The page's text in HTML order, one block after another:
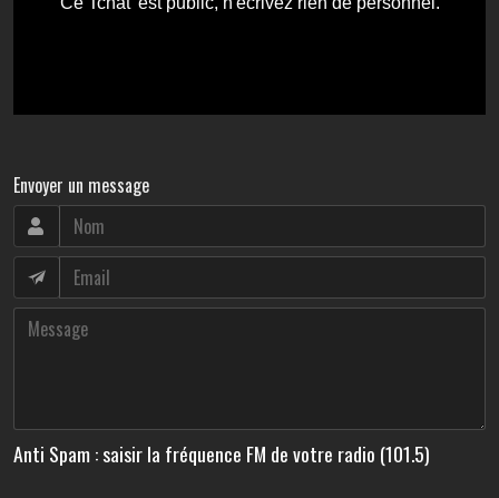
Envoyer un message
Anti Spam : saisir la fréquence FM de votre radio (101.5)